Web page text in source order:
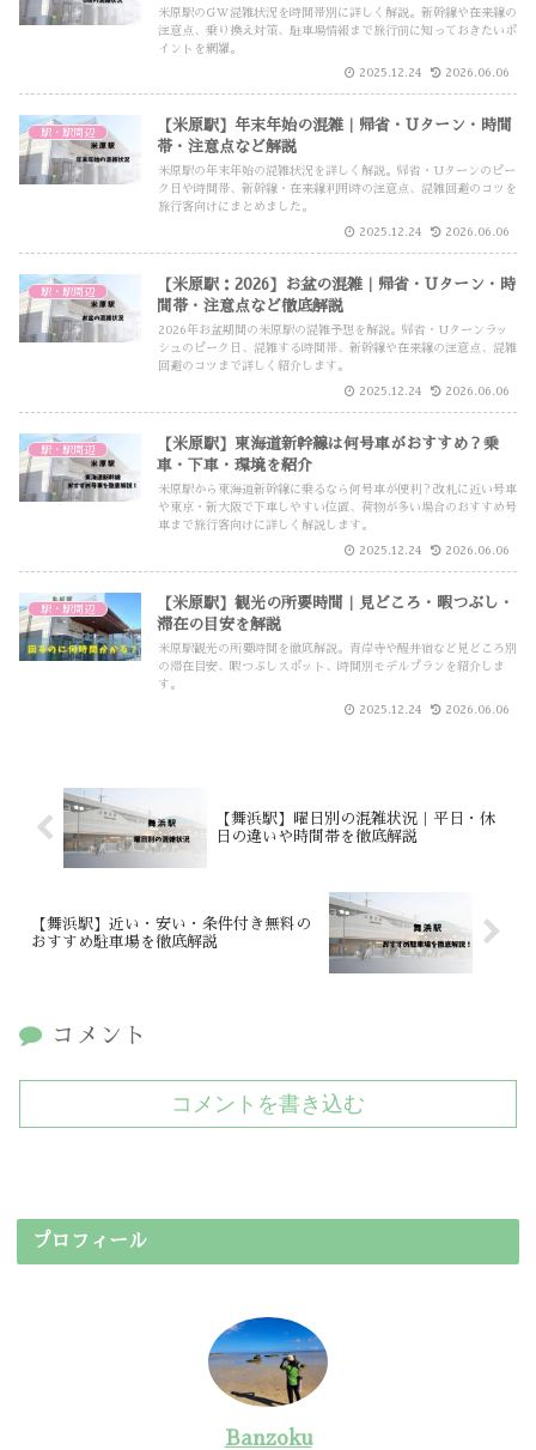
米原駅のGW混雑状況を時間帯別に詳しく解説。新幹線や在来線の
注意点、乗り換え対策、駐車場情報まで旅行前に知っておきたいポ
イントを網羅。
2025.12.24 2026.06.06
駅・駅周辺
【米原駅】年末年始の混雑｜帰省・Uターン・時間
帯・注意点など解説
米原駅の年末年始の混雑状況を詳しく解説。帰省・Uターンのピー
ク日や時間帯、新幹線・在来線利用時の注意点、混雑回避のコツを
旅行客向けにまとめました。
2025.12.24 2026.06.06
駅・駅周辺
【米原駅：2026】お盆の混雑｜帰省・Uターン・時
間帯・注意点など徹底解説
2026年お盆期間の米原駅の混雑予想を解説。帰省・Uターンラッ
シュのピーク日、混雑する時間帯、新幹線や在来線の注意点、混雑
回避のコツまで詳しく紹介します。
2025.12.24 2026.06.06
駅・駅周辺
【米原駅】東海道新幹線は何号車がおすすめ？乗
車・下車・環境を紹介
米原駅から東海道新幹線に乗るなら何号車が便利？改札に近い号車
や東京・新大阪で下車しやすい位置、荷物が多い場合のおすすめ号
車まで旅行客向けに詳しく解説します。
2025.12.24 2026.06.06
駅・駅周辺
【米原駅】観光の所要時間｜見どころ・暇つぶし・
滞在の目安を解説
米原駅観光の所要時間を徹底解説。青岸寺や醒井宿など見どころ別
の滞在目安、暇つぶしスポット、時間別モデルプランを紹介しま
す。
2025.12.24 2026.06.06
【舞浜駅】曜日別の混雑状況｜平日・休
日の違いや時間帯を徹底解説
【舞浜駅】近い・安い・条件付き無料の
おすすめ駐車場を徹底解説
コメント
コメントを書き込む
プロフィール
Banzoku